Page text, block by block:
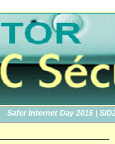
Internet Day 2015 | SID2015